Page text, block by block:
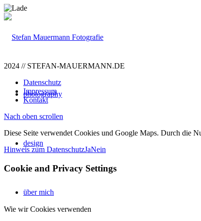
photography
design
über mich
2024 // STEFAN-MAUERMANN.DE
Datenschutz
Impressum
Kontakt
Nach oben scrollen
Diese Seite verwendet Cookies und Google Maps. Durch die
Hinweis zum DatenschutzJaNein
Cookie and Privacy Settings
Wie wir Cookies verwenden